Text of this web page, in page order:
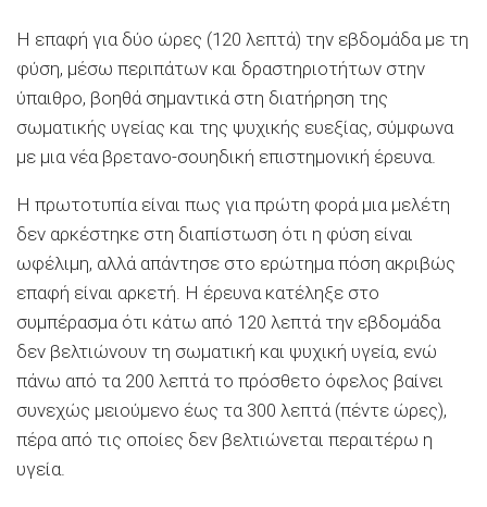
Η επαφή για δύο ώρες (120 λεπτά) την εβδομάδα με τη
φύση, μέσω περιπάτων και δραστηριοτήτων στην
ύπαιθρο, βοηθά σημαντικά στη διατήρηση της
σωματικής υγείας και της ψυχικής ευεξίας, σύμφωνα
με μια νέα βρετανο-σουηδική επιστημονική έρευνα.
Η πρωτοτυπία είναι πως για πρώτη φορά μια μελέτη
δεν αρκέστηκε στη διαπίστωση ότι η φύση είναι
ωφέλιμη, αλλά απάντησε στο ερώτημα πόση ακριβώς
επαφή είναι αρκετή. Η έρευνα κατέληξε στο
συμπέρασμα ότι κάτω από 120 λεπτά την εβδομάδα
δεν βελτιώνουν τη σωματική και ψυχική υγεία, ενώ
πάνω από τα 200 λεπτά το πρόσθετο όφελος βαίνει
συνεχώς μειούμενο έως τα 300 λεπτά (πέντε ώρες),
πέρα από τις οποίες δεν βελτιώνεται περαιτέρω η
υγεία.